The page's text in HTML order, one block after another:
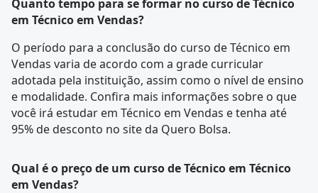
Quanto tempo para se formar no curso de Técnico
em Técnico em Vendas?
O período para a conclusão do curso de Técnico em
Vendas varia de acordo com a grade curricular
adotada pela instituição, assim como o nível de ensino
e modalidade. Confira mais informações sobre o que
você irá estudar em Técnico em Vendas e tenha até
95% de desconto no site da Quero Bolsa.
Qual é o preço de um curso de Técnico em Técnico
em Vendas?